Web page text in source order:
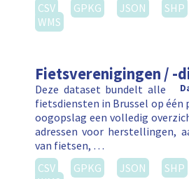
CSV
GPKG JSON SHP
WMS
Fietsverenigingen / -
Deze dataset bundelt alle
fietsdiensten in Brussel op één
oogopslag een volledig
adressen voor herstellingen,
van fietsen, …
CSV
GPKG JSON SHP